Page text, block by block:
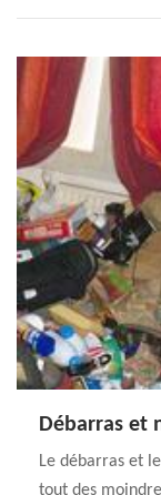
Débarras et
Le débarras et
tout des